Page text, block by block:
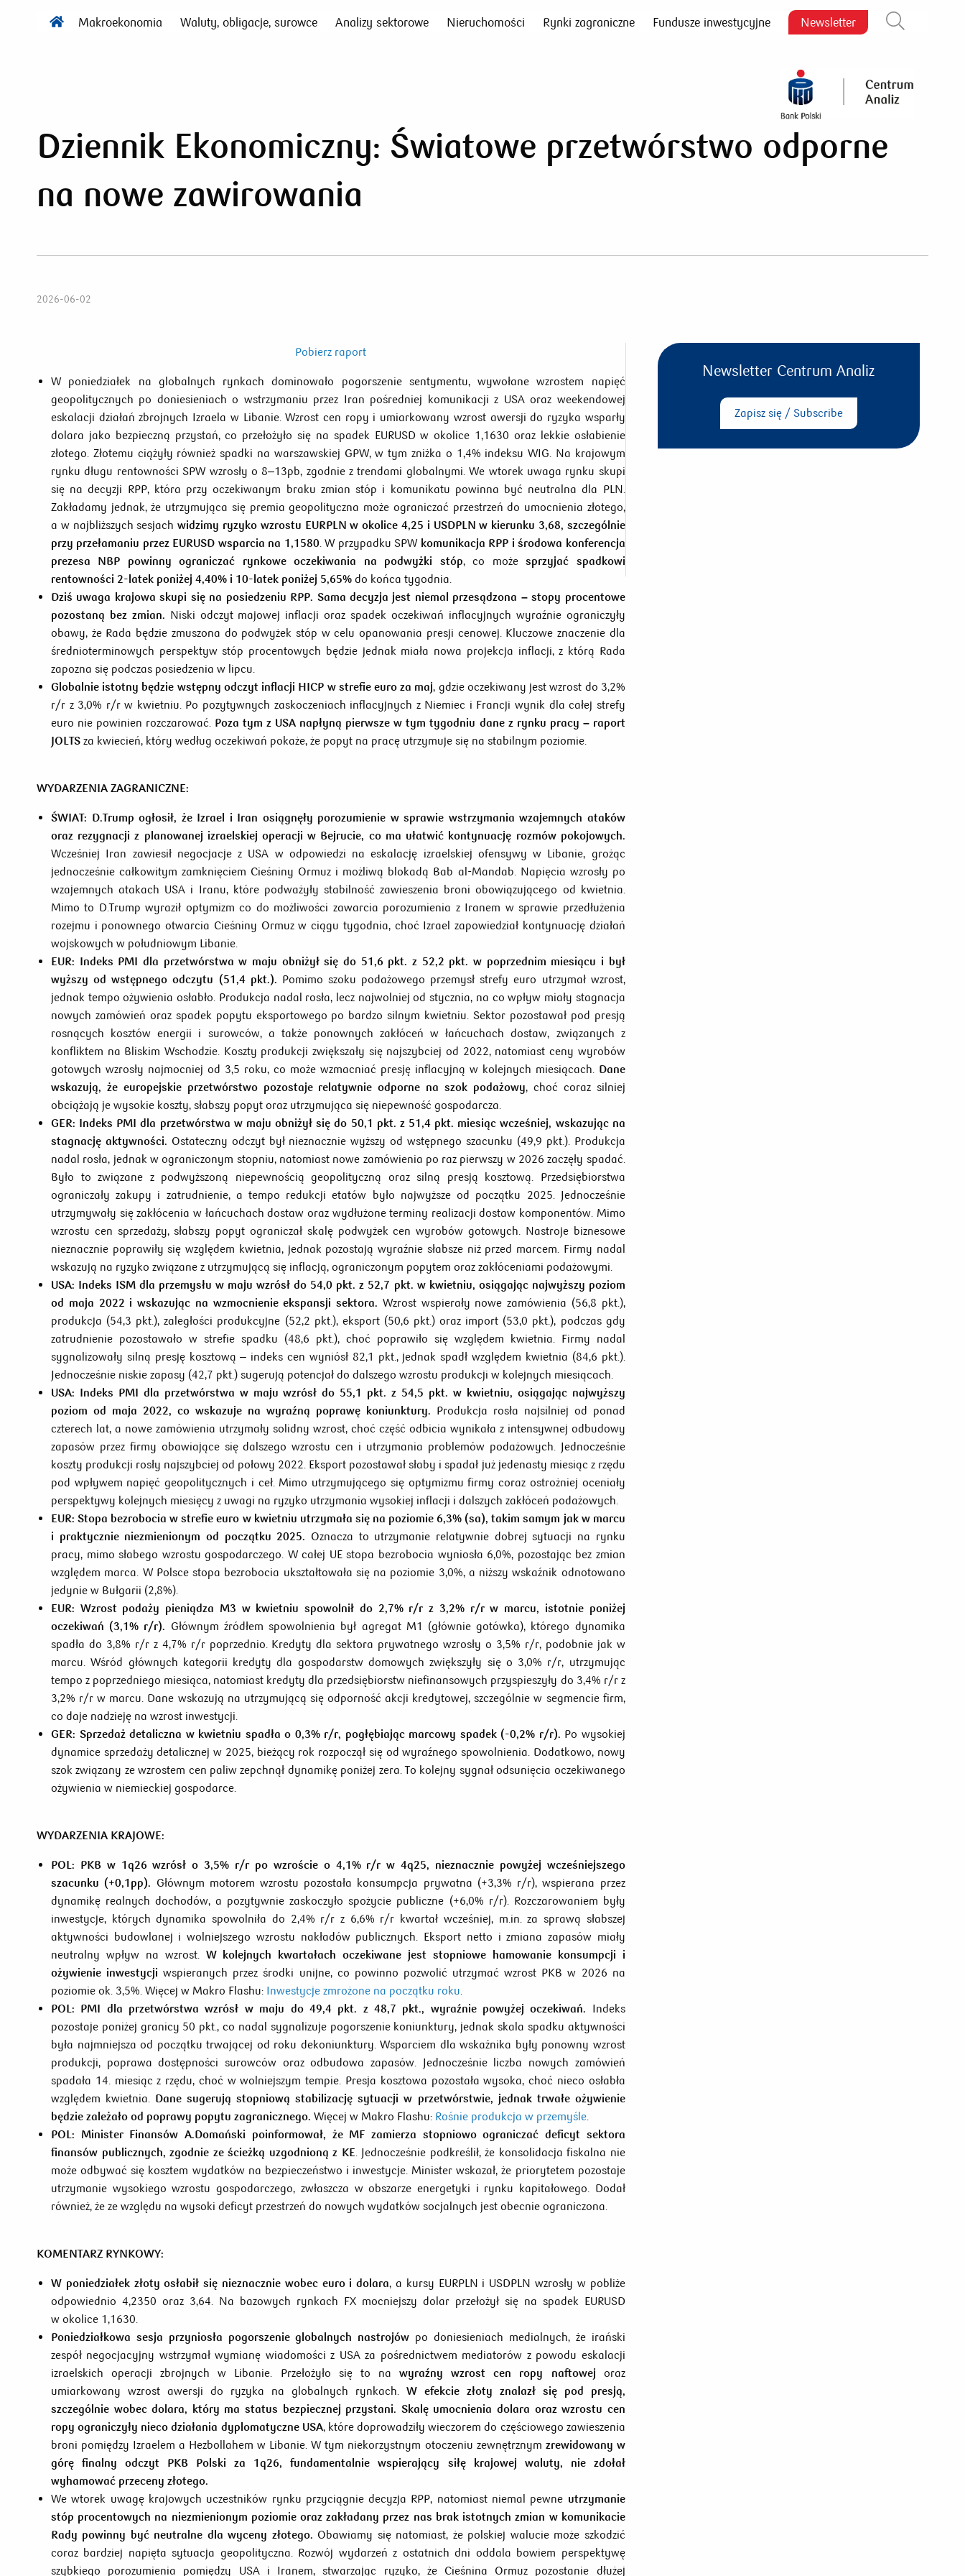
Makroekonomia Waluty, obligacje, surowce Analizy sektorowe Nieruchomości Rynki zagraniczne Fundusze inwestycyjne Newsletter
Dziennik Ekonomiczny: Światowe przetwórstwo odporne
na nowe zawirowania
2026-06-02
Pobierz raport
W poniedziałek na globalnych rynkach dominowało pogorszenie sentymentu, wywołane wzrostem napięć
geopolitycznych po doniesieniach o wstrzymaniu przez Iran pośredniej komunikacji z USA oraz weekendowej
eskalacji działań zbrojnych Izraela w Libanie. Wzrost cen ropy i umiarkowany wzrost awersji do ryzyka wsparły
dolara jako bezpieczną przystań, co przełożyło się na spadek EURUSD w okolice 1,1630 oraz lekkie osłabienie
złotego. Złotemu ciążyły również spadki na warszawskiej GPW, w tym zniżka o 1,4% indeksu WIG. Na krajowym
rynku długu rentowności SPW wzrosły o 8–13pb, zgodnie z trendami globalnymi. We wtorek uwaga rynku skupi
się na decyzji RPP, która przy oczekiwanym braku zmian stóp i komunikatu powinna być neutralna dla PLN.
Zakładamy jednak, że utrzymująca się premia geopolityczna może ograniczać przestrzeń do umocnienia złotego,
a w najbliższych sesjach widzimy ryzyko wzrostu EURPLN w okolice 4,25 i USDPLN w kierunku 3,68, szczególnie
przy przełamaniu przez EURUSD wsparcia na 1,1580. W przypadku SPW komunikacja RPP i środowa konferencja
prezesa NBP powinny ograniczać rynkowe oczekiwania na podwyżki stóp, co możesprzyjać spadkowi
rentowności 2-latek poniżej 4,40% i 10-latek poniżej 5,65% do końca tygodnia.
Dziś uwaga krajowa skupi się na posiedzeniu RPP. Sama decyzja jest niemal przesądzona – stopy procentowe
pozostaną bez zmian. Niski odczyt majowej inflacji oraz spadek oczekiwań inflacyjnych wyraźnie ograniczyły
obawy, że Rada będzie zmuszona do podwyżek stóp w celu opanowania presji cenowej. Kluczowe znaczenie dla
średnioterminowych perspektyw stóp procentowych będzie jednak miała nowa projekcja inflacji, z którą Rada
zapozna się podczas posiedzenia w lipcu.
Globalnie istotny będzie wstępny odczyt inflacji HICP w strefie euro za maj, gdzie oczekiwany jest wzrost do 3,2%
r/r z 3,0% r/r w kwietniu. Po pozytywnych zaskoczeniach inflacyjnych z Niemiec i Francji wynik dla całej strefy
euro nie powinien rozczarować. Poza tym z USA napłyną pierwsze w tym tygodniu dane z rynku pracy – raport
JOLTS za kwiecień, który według oczekiwań pokaże, że popyt na pracę utrzymuje się na stabilnym poziomie.
WYDARZENIA ZAGRANICZNE:
ŚWIAT: D.Trump ogłosił, że Izrael i Iran osiągnęły porozumienie w sprawie wstrzymania wzajemnych ataków
oraz rezygnacji z planowanej izraelskiej operacji w Bejrucie, co ma ułatwić kontynuację rozmów pokojowych.
Wcześniej Iran zawiesił negocjacje z USA w odpowiedzi na eskalację izraelskiej ofensywy w Libanie, grożąc
jednocześnie całkowitym zamknięciem Cieśniny Ormuz i możliwą blokadą Bab al-Mandab. Napięcia wzrosły po
wzajemnych atakach USA i Iranu, które podważyły stabilność zawieszenia broni obowiązującego od kwietnia.
Mimo to D.Trump wyraził optymizm co do możliwości zawarcia porozumienia z Iranem w sprawie przedłużenia
rozejmu i ponownego otwarcia Cieśniny Ormuz w ciągu tygodnia, choć Izrael zapowiedział kontynuację działań
wojskowych w południowym Libanie.
EUR: Indeks PMI dla przetwórstwa w maju obniżył się do 51,6 pkt. z 52,2 pkt. w poprzednim miesiącu i był
wyższy od wstępnego odczytu (51,4 pkt.). Pomimo szoku podażowego przemysł strefy euro utrzymał wzrost,
jednak tempo ożywienia osłabło. Produkcja nadal rosła, lecz najwolniej od stycznia, na co wpływ miały stagnacja
nowych zamówień oraz spadek popytu eksportowego po bardzo silnym kwietniu. Sektor pozostawał pod presją
rosnących kosztów energii i surowców, a także ponownych zakłóceń w łańcuchach dostaw, związanych z
konfliktem na Bliskim Wschodzie. Koszty produkcji zwiększały się najszybciej od 2022, natomiast ceny wyrobów
gotowych wzrosły najmocniej od 3,5 roku, co może wzmacniać presję inflacyjną w kolejnych miesiącach.Dane
wskazują, że europejskie przetwórstwo pozostaje relatywnie odporne na szok podażowy, choć coraz silniej
obciążają je wysokie koszty, słabszy popyt oraz utrzymująca się niepewność gospodarcza.
GER: Indeks PMI dla przetwórstwa w maju obniżył się do 50,1 pkt. z 51,4 pkt. miesiąc wcześniej, wskazując na
stagnację aktywności. Ostateczny odczyt był nieznacznie wyższy od wstępnego szacunku (49,9 pkt.). Produkcja
nadal rosła, jednak w ograniczonym stopniu, natomiast nowe zamówienia po raz pierwszy w 2026 zaczęły spadać.
Było to związane z podwyższoną niepewnością geopolityczną oraz silną presją kosztową. Przedsiębiorstwa
ograniczały zakupy i zatrudnienie, a tempo redukcji etatów było najwyższe od początku 2025. Jednocześnie
utrzymywały się zakłócenia w łańcuchach dostaw oraz wydłużone terminy realizacji dostaw komponentów. Mimo
wzrostu cen sprzedaży, słabszy popyt ograniczał skalę podwyżek cen wyrobów gotowych. Nastroje biznesowe
nieznacznie poprawiły się względem kwietnia, jednak pozostają wyraźnie słabsze niż przed marcem. Firmy nadal
wskazują na ryzyko związane z utrzymującą się inflacją, ograniczonym popytem oraz zakłóceniami podażowymi.
USA: Indeks ISM dla przemysłu w maju wzrósł do 54,0 pkt. z 52,7 pkt. w kwietniu, osiągając najwyższy poziom
od maja 2022 i wskazując na wzmocnienie ekspansji sektora. Wzrost wspierały nowe zamówienia (56,8 pkt.),
produkcja (54,3 pkt.), zaległości produkcyjne (52,2 pkt.), eksport (50,6 pkt.) oraz import (53,0 pkt.), podczas gdy
zatrudnienie pozostawało w strefie spadku (48,6 pkt.), choć poprawiło się względem kwietnia. Firmy nadal
sygnalizowały silną presję kosztową – indeks cen wyniósł 82,1 pkt., jednak spadł względem kwietnia (84,6 pkt.).
Jednocześnie niskie zapasy (42,7 pkt.) sugerują potencjał do dalszego wzrostu produkcji w kolejnych miesiącach.
USA: Indeks PMI dla przetwórstwa w maju wzrósł do 55,1 pkt. z 54,5 pkt. w kwietniu, osiągając najwyższy
poziom od maja 2022, co wskazuje na wyraźną poprawę koniunktury. Produkcja rosła najsilniej od ponad
czterech lat, a nowe zamówienia utrzymały solidny wzrost, choć część odbicia wynikała z intensywnej odbudowy
zapasów przez firmy obawiające się dalszego wzrostu cen i utrzymania problemów podażowych. Jednocześnie
koszty produkcji rosły najszybciej od połowy 2022. Eksport pozostawał słaby i spadał już jedenasty miesiąc z rzędu
pod wpływem napięć geopolitycznych i ceł. Mimo utrzymującego się optymizmu firmy coraz ostrożniej oceniały
perspektywy kolejnych miesięcy z uwagi na ryzyko utrzymania wysokiej inflacji i dalszych zakłóceń podażowych.
EUR: Stopa bezrobocia w strefie euro w kwietniu utrzymała się na poziomie 6,3% (sa), takim samym jak w marcu
i praktycznie niezmienionym od początku 2025. Oznacza to utrzymanie relatywnie dobrej sytuacji na rynku
pracy, mimo słabego wzrostu gospodarczego. W całej UE stopa bezrobocia wyniosła 6,0%, pozostając bez zmian
względem marca. W Polsce stopa bezrobocia ukształtowała się na poziomie 3,0%, a niższy wskaźnik odnotowano
jedynie w Bułgarii (2,8%).
EUR: Wzrost podaży pieniądza M3 w kwietniu spowolnił do 2,7% r/r z 3,2% r/r w marcu, istotnie poniżej
oczekiwań (3,1% r/r). Głównym źródłem spowolnienia był agregat M1 (głównie gotówka), którego dynamika
spadła do 3,8% r/r z 4,7% r/r poprzednio. Kredyty dla sektora prywatnego wzrosły o 3,5% r/r, podobnie jak w
marcu. Wśród głównych kategorii kredyty dla gospodarstw domowych zwiększyły się o 3,0% r/r, utrzymując
tempo z poprzedniego miesiąca, natomiast kredyty dla przedsiębiorstw niefinansowych przyspieszyły do 3,4% r/r z
3,2% r/r w marcu. Dane wskazują na utrzymującą się odporność akcji kredytowej, szczególnie w segmencie firm,
co daje nadzieję na wzrost inwestycji.
GER: Sprzedaż detaliczna w kwietniu spadła o 0,3% r/r, pogłębiając marcowy spadek (-0,2% r/r). Po wysokiej
dynamice sprzedaży detalicznej w 2025, bieżący rok rozpoczął się od wyraźnego spowolnienia. Dodatkowo, nowy
szok związany ze wzrostem cen paliw zepchnął dynamikę poniżej zera. To kolejny sygnał odsunięcia oczekiwanego
ożywienia w niemieckiej gospodarce.
WYDARZENIA KRAJOWE:
POL: PKB w 1q26 wzrósł o 3,5% r/r po wzroście o 4,1% r/r w 4q25, nieznacznie powyżej wcześniejszego
szacunku (+0,1pp). Głównym motorem wzrostu pozostała konsumpcja prywatna (+3,3% r/r), wspierana przez
dynamikę realnych dochodów, a pozytywnie zaskoczyło spożycie publiczne (+6,0% r/r). Rozczarowaniem były
inwestycje, których dynamika spowolniła do 2,4% r/r z 6,6% r/r kwartał wcześniej, m.in. za sprawą słabszej
aktywności budowlanej i wolniejszego wzrostu nakładów publicznych. Eksport netto i zmiana zapasów miały
neutralny wpływ na wzrost. W kolejnych kwartałach oczekiwane jest stopniowe hamowanie konsumpcji i
ożywienie inwestycji wspieranych przez środki unijne, co powinno pozwolić utrzymać wzrost PKB w 2026 na
poziomie ok. 3,5%. Więcej w Makro Flashu: Inwestycje zmrożone na początku roku.
POL: PMI dla przetwórstwa wzrósł w maju do 49,4 pkt. z 48,7 pkt., wyraźnie powyżej oczekiwań. Indeks
pozostaje poniżej granicy 50 pkt., co nadal sygnalizuje pogorszenie koniunktury, jednak skala spadku aktywności
była najmniejsza od początku trwającej od roku dekoniunktury. Wsparciem dla wskaźnika były ponowny wzrost
produkcji, poprawa dostępności surowców oraz odbudowa zapasów. Jednocześnie liczba nowych zamówień
spadała 14. miesiąc z rzędu, choć w wolniejszym tempie. Presja kosztowa pozostała wysoka, choć nieco osłabła
względem kwietnia. Dane sugerują stopniową stabilizację sytuacji w przetwórstwie, jednak trwałe ożywienie
będzie zależało od poprawy popytu zagranicznego. Więcej w Makro Flashu: Rośnie produkcja w przemyśle.
POL: Minister Finansów A.Domański poinformował, że MF zamierza stopniowo ograniczać deficyt sektora
finansów publicznych, zgodnie ze ścieżką uzgodnioną z KE. Jednocześnie podkreślił, że konsolidacja fiskalna nie
może odbywać się kosztem wydatków na bezpieczeństwo i inwestycje. Minister wskazał, że priorytetem pozostaje
utrzymanie wysokiego wzrostu gospodarczego, zwłaszcza w obszarze energetyki i rynku kapitałowego. Dodał
również, że ze względu na wysoki deficyt przestrzeń do nowych wydatków socjalnych jest obecnie ograniczona.
KOMENTARZ RYNKOWY:
W poniedziałek złoty osłabił się nieznacznie wobec euro i dolara, a kursy EURPLN i USDPLN wzrosły w pobliże
odpowiednio 4,2350 oraz 3,64. Na bazowych rynkach FX mocniejszy dolar przełożył się na spadek EURUSD
w okolice 1,1630.
Poniedziałkowa sesja przyniosła pogorszenie globalnych nastrojów po doniesieniach medialnych, że irański
zespół negocjacyjny wstrzymał wymianę wiadomości z USA za pośrednictwem mediatorów z powodu eskalacji
izraelskich operacji zbrojnych w Libanie. Przełożyło się to nawyraźny wzrost cen ropy naftowej oraz
umiarkowany wzrost awersji do ryzyka na globalnych rynkach. W efekcie złoty znalazł się pod presją,
szczególnie wobec dolara, który ma status bezpiecznej przystani. Skalę umocnienia dolara oraz wzrostu cen
ropy ograniczyły nieco działania dyplomatyczne USA, które doprowadziły wieczorem do częściowego zawieszenia
broni pomiędzy Izraelem a Hezbollahem w Libanie. W tym niekorzystnym otoczeniu zewnętrznym zrewidowany w
górę finalny odczyt PKB Polski za 1q26, fundamentalnie wspierający siłę krajowej waluty, nie zdołał
wyhamować przeceny złotego.
We wtorek uwagę krajowych uczestników rynku przyciągnie decyzja RPP, natomiast niemal pewne utrzymanie
stóp procentowych na niezmienionym poziomie oraz zakładany przez nas brak istotnych zmian w komunikacie
Rady powinny być neutralne dla wyceny złotego. Obawiamy się natomiast, że polskiej walucie może szkodzić
coraz bardziej napięta sytuacja geopolityczna. Rozwój wydarzeń z ostatnich dni oddala bowiem perspektywę
szybkiego porozumienia pomiędzy USA i Iranem, stwarzając ryzyko, że Cieśnina Ormuz pozostanie dłużej
Newsletter Centrum Analiz
Zapisz się / Subscribe